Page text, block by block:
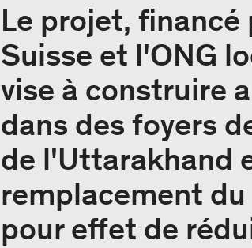
Le projet, financé
Suisse et l'ONG
vise à construire
dans des foyers
de l'Uttarakhand
remplacement
pour effet de